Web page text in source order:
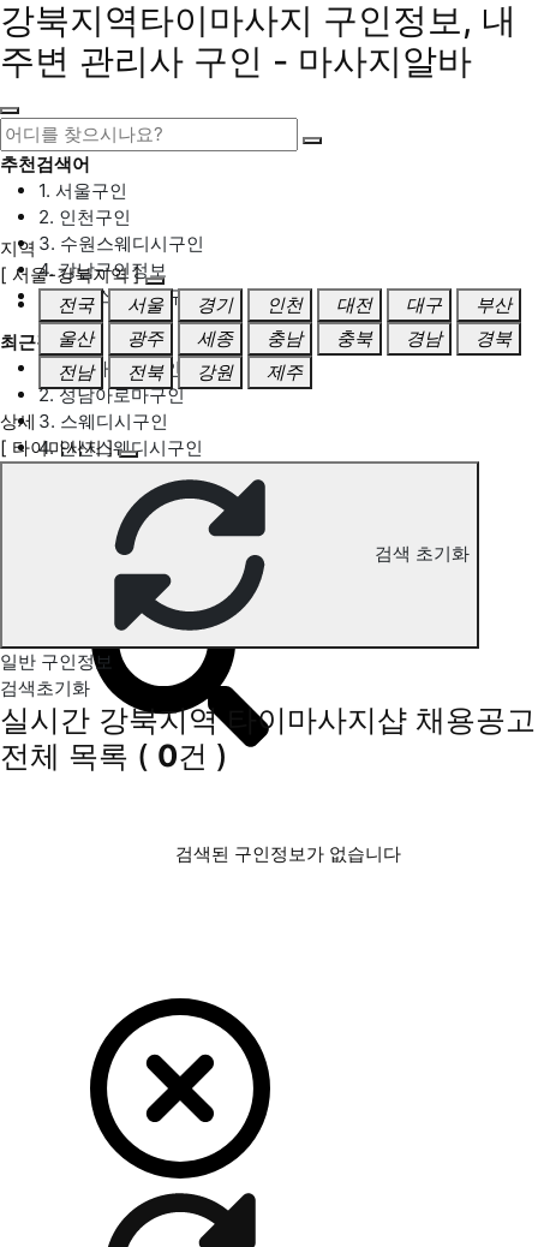
강북지역타이마사지 구인정보, 내
주변 관리사 구인 - 마사지알바
추천검색어
1. 서울구인
2. 인천구인
3. 수원스웨디시구인
4. 강남구인정보
5. 동탄스웨디시구인
최근검색어
1. 일산마사지구인
2. 성남아로마구인
3. 스웨디시구인
4. 안산스웨디시구인
강북지역 타이마사지 구인정보
지역
[ 서울-강북지역 ]
전국
서울 경기 인천 대전 대구
부산
울산
광주 세종 충남 충북 경남
경북
전남
전북 강원 제주
상세
[ 타이마사지 ]
검색 초기화
일반 구인정보
검색초기화
실시간 강북지역 타이마사지샵 채용공고
전체 목록 ( 0건 )
검색된 구인정보가 없습니다